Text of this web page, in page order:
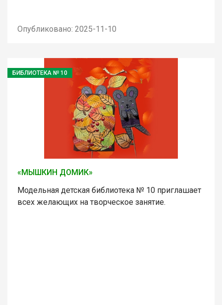
Опубликовано: 2025-11-10
БИБЛИОТЕКА № 10
«МЫШКИН ДОМИК»
Модельная детская библиотека № 10 приглашает
всех желающих на творческое занятие.